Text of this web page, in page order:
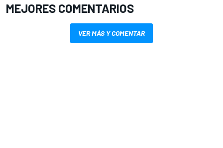
MEJORES COMENTARIOS
VER MÁS Y COMENTAR